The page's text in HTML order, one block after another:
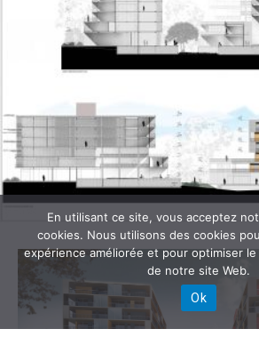
En utilisant ce site, vous acceptez
cookies. Nous utilisons des cookies
expérience améliorée et pour optimiser
de notre site Web.
Ok